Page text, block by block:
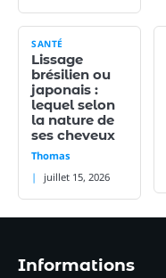
SANTÉ
Lissage
brésilien ou
japonais :
lequel selon
la nature de
ses cheveux
Thomas
juillet 15, 2026
Informations